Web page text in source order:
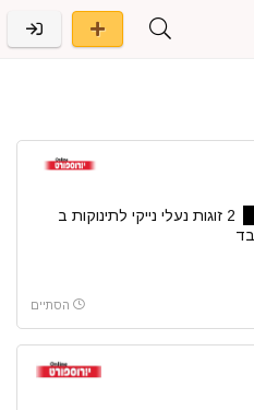
2 זוגות נעלי נייקי לתינוקות ב
הסתיים